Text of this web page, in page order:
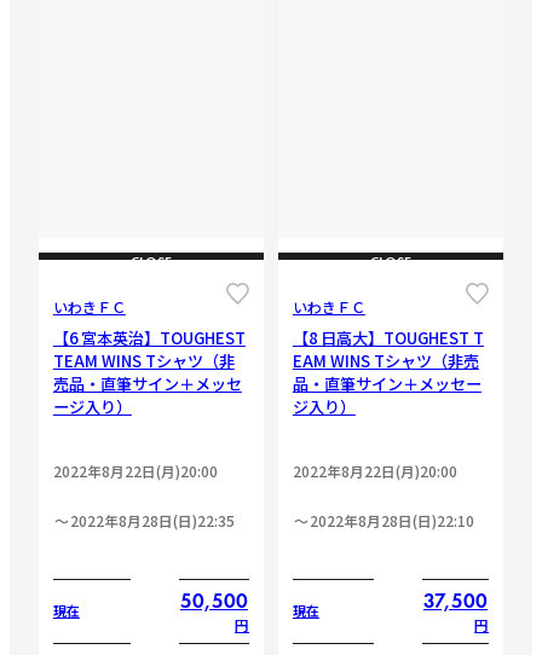
CLOSE
いわきＦＣ
【6 宮本英治】TOUGHEST
TEAM WINS Tシャツ（非
売品・直筆サイン＋メッセ
ージ入り）
2022年8月22日(月)20:00
2022年8月28日(日)22:35
現在 50,500
円
CLOSE
いわきＦＣ
【8 日高大】TOUGHEST T
EAM WINS Tシャツ（非売
品・直筆サイン＋メッセー
ジ入り）
2022年8月22日(月)20:00
2022年8月28日(日)22:10
現在 37,500
円